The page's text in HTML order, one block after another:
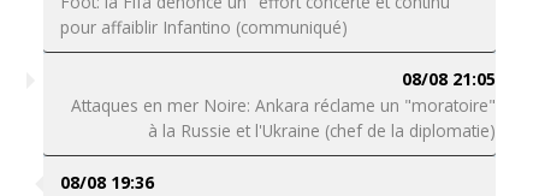
pour affaiblir Infantino (communiqué)
08/08 21:05
Attaques en mer Noire: Ankara réclame un "moratoire"
à la Russie et l'Ukraine (chef de la diplomatie)
08/08 19:36